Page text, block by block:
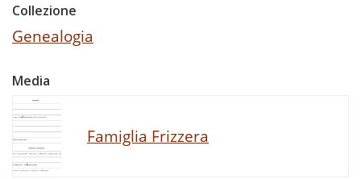
Collezione
Genealogia
Media
Famiglia Frizzera